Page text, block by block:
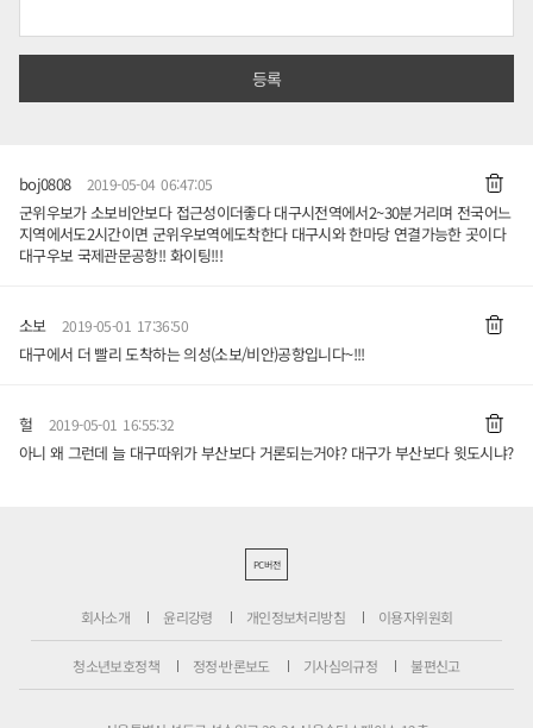
boj0808 2019-05-04 06:47:05
군위우보가 소보비안보다 접근성이더좋다 대구시전역에서2~30분거리며 전국어느
지역에서도2시간이면 군위우보역에도착한다 대구시와 한마당 연결가능한 곳이다
대구우보 국제관문공항!! 화이팅!!!
소보 2019-05-01 17:36:50
대구에서 더 빨리 도착하는 의성(소보/비안)공항입니다~!!!
헐 2019-05-01 16:55:32
아니 왜 그런데 늘 대구따위가 부산보다 거론되는거야? 대구가 부산보다 윗도시냐?
PC버전
회사소개 윤리강령 개인정보처리방침 이용자위원회
청소년보호정책 정정·반론보도 기사심의규정 불편신고